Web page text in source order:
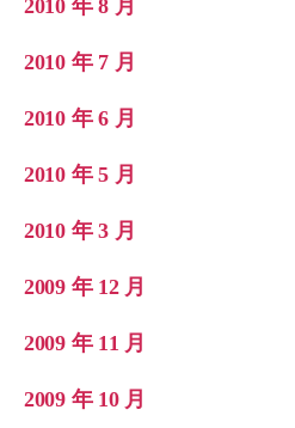
2010 年 8 月
2010 年 7 月
2010 年 6 月
2010 年 5 月
2010 年 3 月
2009 年 12 月
2009 年 11 月
2009 年 10 月